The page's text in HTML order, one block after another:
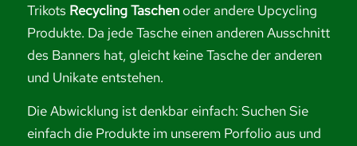
Trikots Recycling Taschenoder andere Upcycling
Produkte. Da jede Tasche einen anderen Ausschnitt
des Banners hat, gleicht keine Tasche der anderen
und Unikate entstehen.
Die Abwicklung ist denkbar einfach: Suchen Sie
einfach die Produkte im unserem Porfolio aus und